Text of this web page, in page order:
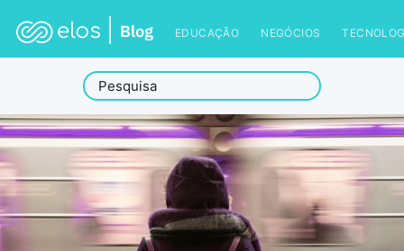
EDUCAÇÃO NEGÓCIOS